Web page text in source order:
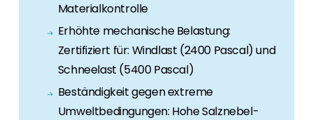
Materialkontrolle
Erhöhte mechanische Belastung:
Zertifiziert für: Windlast (2400 Pascal) und
Schneelast (5400 Pascal)
Beständigkeit gegen extreme
Umweltbedingungen: Hohe Salznebel-